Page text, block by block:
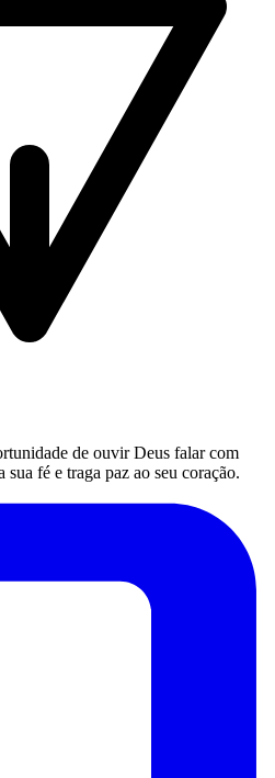
de ouvir Deus falar com
fé e traga paz ao seu coração.